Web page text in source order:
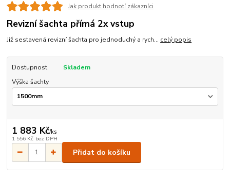
Jak produkt hodnotí zákazníci
Revizní šachta přímá 2x vstup
Již sestavená revizní šachta pro jednoduchý a rych... celý popis
Dostupnost
Skladem
Výška šachty
1 883 Kč/ks
1 556 Kč bez DPH
Přidat do košíku